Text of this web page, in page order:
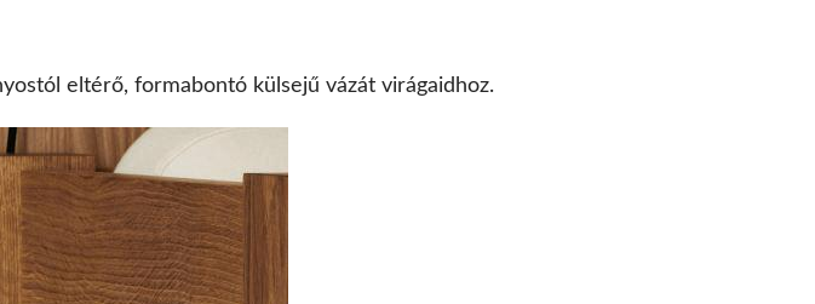
eltérő, formabontó külsejű vázát virágaidhoz.